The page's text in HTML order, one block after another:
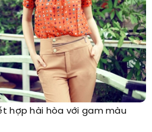
hợp hài hòa với gam màu